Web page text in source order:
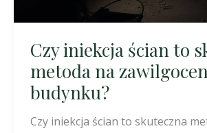
Czy iniekcja ścian to
metoda na
budynku?
Czy iniekcja ścian to skuteczna